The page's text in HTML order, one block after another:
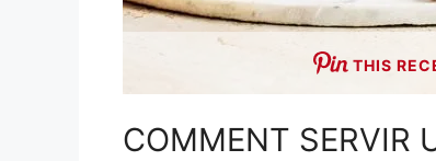
THIS
COMMENT SERVIR